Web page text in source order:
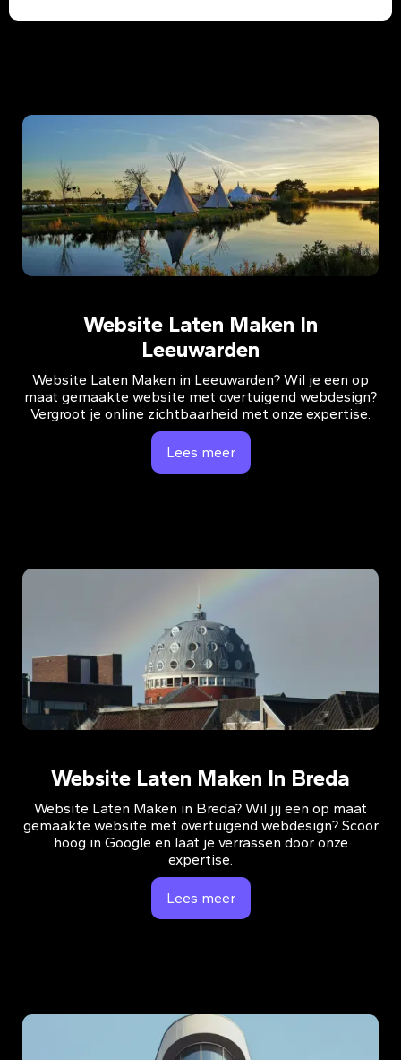
Website Laten Maken In
Leeuwarden
Website Laten Maken in Leeuwarden? Wil je een op
maat gemaakte website met overtuigend webdesign?
Vergroot je online zichtbaarheid met onze expertise.
Lees meer
Website Laten Maken In Breda
Website Laten Maken in Breda? Wil jij een op maat
gemaakte website met overtuigend webdesign? Scoor
hoog in Google en laat je verrassen door onze
expertise.
Lees meer